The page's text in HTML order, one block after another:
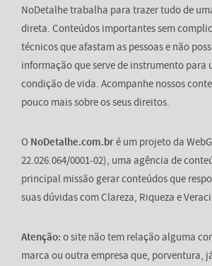
NoDetalhe trabalha para trazer tudo de
direta. Conteúdos importantes sem
técnicos que afastam as pessoas e não
informação que serve de instrumento para
condição de vida. Acompanhe nossos
pouco mais sobre os seus direitos.
O NoDetalhe.com.bré um projeto da
22.026.064/0001-02), uma agência de
principal missão gerar conteúdos que
suas dúvidas com Clareza, Riqueza e
Atenção: o site não tem relação alguma
marca ou outra empresa que, porventura,